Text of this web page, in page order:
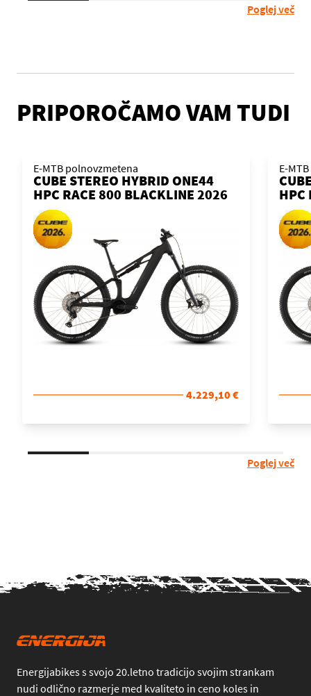
Poglej več
PRIPOROČAMO VAM TUDI
E-MTB polnovzmetena
CUBE STEREO HYBRID ONE44
HPC RACE 800 BLACKLINE 2026
KOLO
4.229,10 €
E-
HPC
Poglej več
Energijabikes s svojo 20.letno tradicijo svojim strankam
nudi odlično razmerje med kvaliteto in ceno koles in